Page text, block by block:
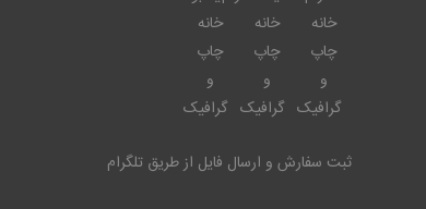
ثبت سفارش و ارسال فایل از طریق تلگرام